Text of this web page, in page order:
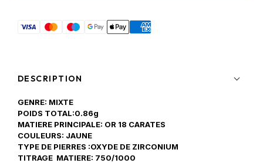
DESCRIPTION
GENRE: MIXTE
POIDS TOTAL:0.86g
MATIERE PRINCIPALE: OR 18 CARATES
COULEURS: JAUNE
TYPE DE PIERRES :OXYDE DE ZIRCONIUM
TITRAGE MATIERE: 750/1000